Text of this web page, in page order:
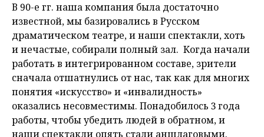
В 90-е гг. наша компания была достаточно
известной, мы базировались в Русском
драматическом театре, и наши спектакли, хоть
и нечастые, собирали полный зал. Когда начали
работать в интегрированном составе, зрители
сначала отшатнулись от нас, так как для многих
понятия «искусство» и «инвалидность»
оказались несовместимы. Понадобилось 3 года
работы, чтобы убедить людей в обратном, и
наши спектакли опять стали аншлаговыми.